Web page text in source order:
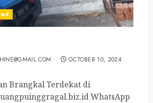
OCTOBER 10, 2024
Brangkal Terdekat di
WhatsApp